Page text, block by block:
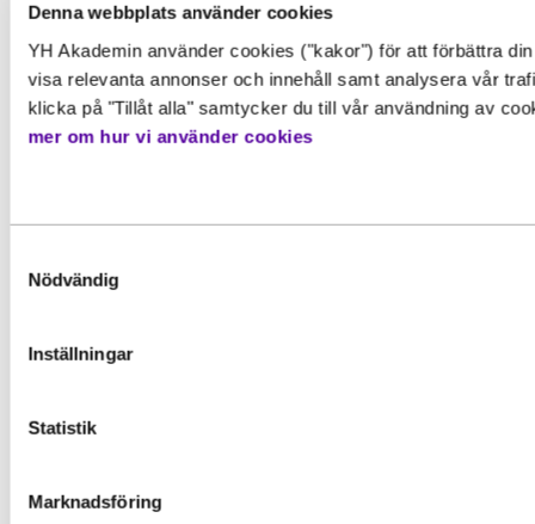
Denna webbplats använder cookies
YH Akademin använder cookies ("kakor") för att förbättra
visa relevanta annonser och innehåll samt analysera vår
klicka på "Tillåt alla" samtycker du till vår användning av
mer om hur vi använder cookies
Nödvändig
Inställningar
Statistik
Marknadsföring
vara ett utmärkt alternativ för
dig som vill utveckla dina
kunskaper utan att behöva säga
upp dig från din nuvarande
anställning!
Relaterade